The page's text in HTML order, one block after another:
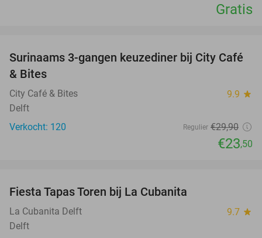
Gratis
21%
Surinaams 3-gangen keuzediner bij City Café
& Bites
City Café & Bites 9.9 star
Delft
Verkocht: 120
Regulier €29,90
€23,50
Fiesta Tapas Toren bij La Cubanita
La Cubanita Delft 9.7 star
Delft